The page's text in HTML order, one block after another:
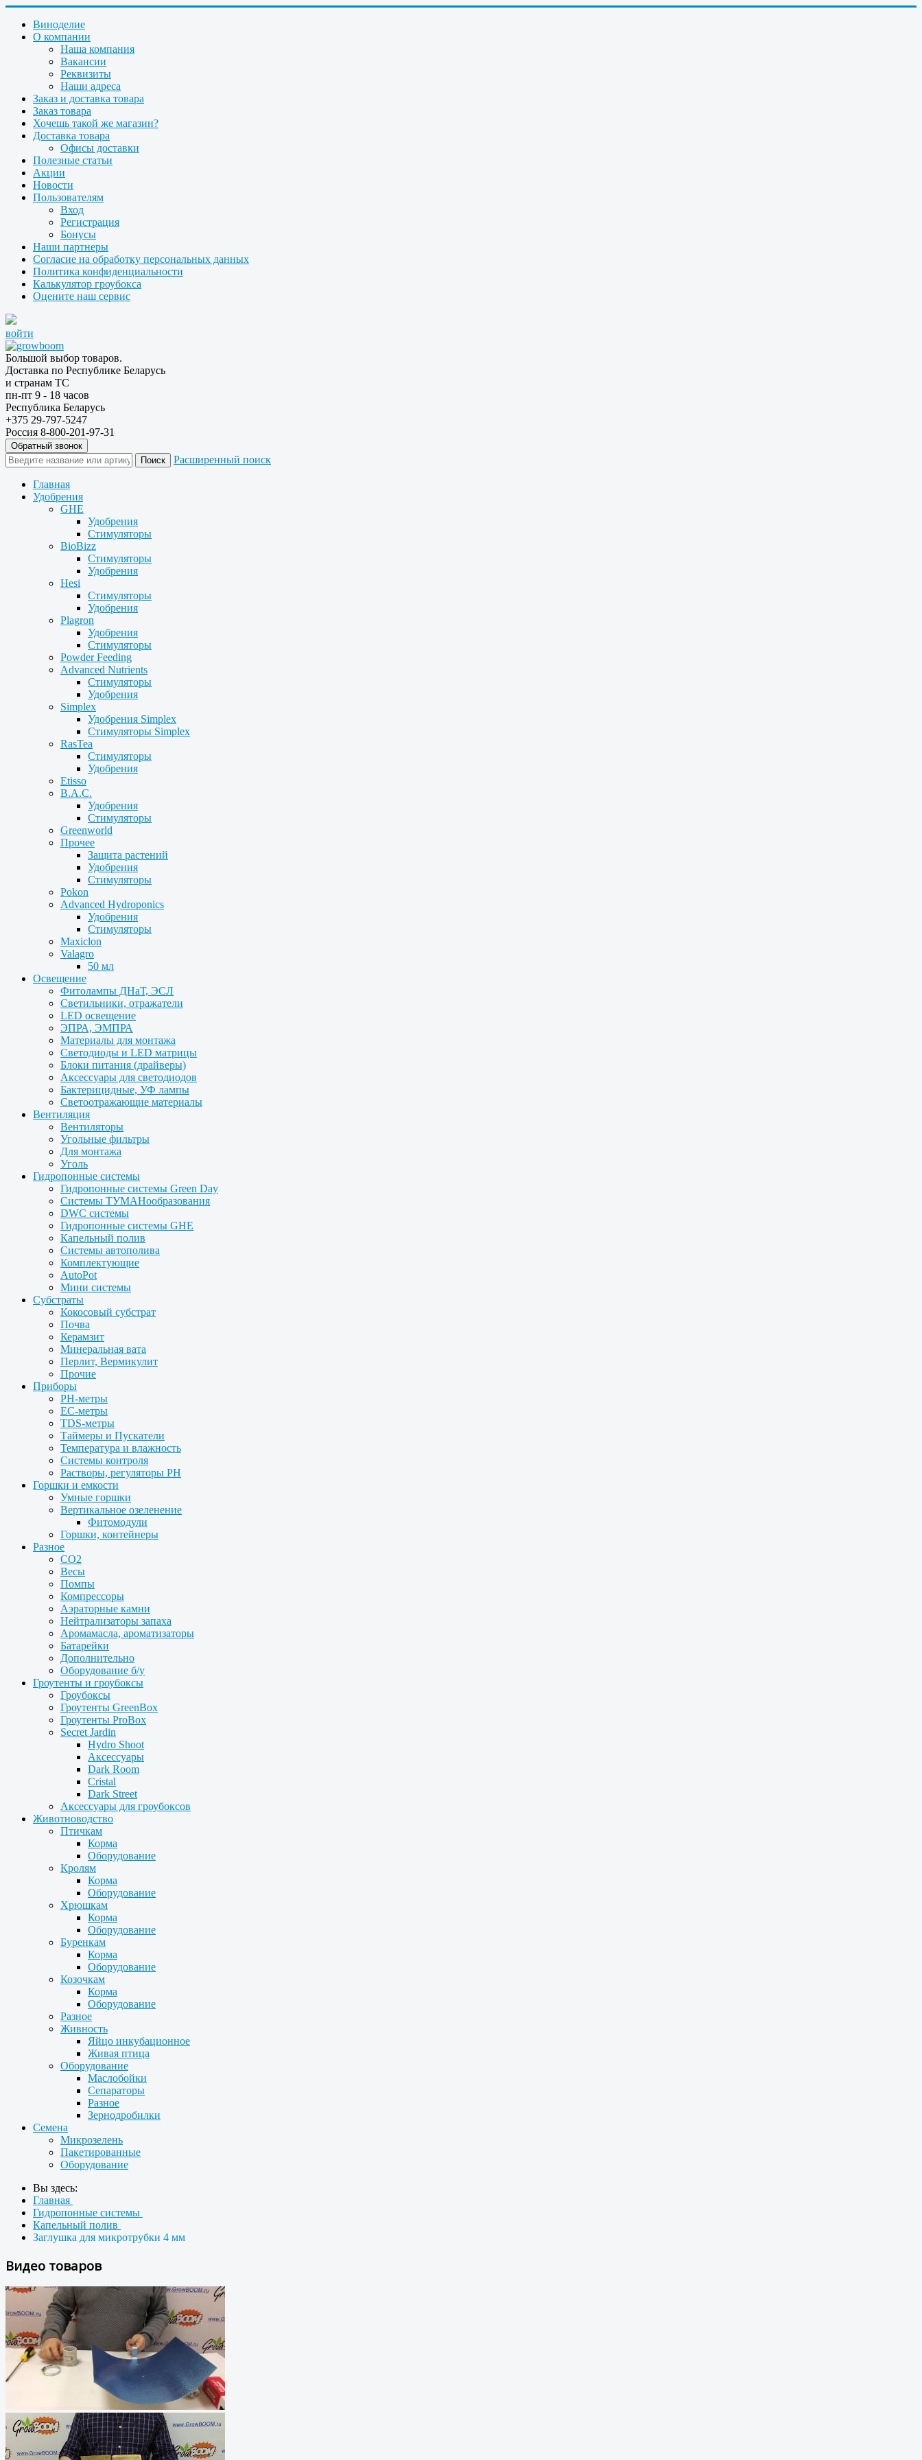
Виноделие
О компании
Наша компания
Вакансии
Реквизиты
Наши адреса
Заказ и доставка товара
Заказ товара
Хочешь такой же магазин?
Доставка товара
Офисы доставки
Полезные статьи
Акции
Новости
Пользователям
Вход
Регистрация
Бонусы
Наши партнеры
Согласие на обработку персональных данных
Политика конфиденциальности
Калькулятор гроубокса
Оцените наш сервис
войти
Большой выбор товаров.
Доставка по Республике Беларусь
и странам ТС
пн-пт 9 - 18 часов
Республика Беларусь
+375 29-797-5247
Россия 8-800-201-97-31
Обратный звонок
Расширенный поиск
Главная
Удобрения
GHE
Удобрения
Стимуляторы
BioBizz
Стимуляторы
Удобрения
Hesi
Стимуляторы
Удобрения
Plagron
Удобрения
Стимуляторы
Powder Feeding
Advanced Nutrients
Стимуляторы
Удобрения
Simplex
Удобрения Simplex
Стимуляторы Simplex
RasTea
Стимуляторы
Удобрения
Etisso
B.A.C.
Удобрения
Стимуляторы
Greenworld
Прочее
Защита растений
Удобрения
Стимуляторы
Pokon
Advanced Hydroponics
Удобрения
Стимуляторы
Maxiclon
Valagro
50 мл
Освещение
Фитолампы ДНаТ, ЭСЛ
Светильники, отражатели
LED освещение
ЭПРА, ЭМПРА
Материалы для монтажа
Светодиоды и LED матрицы
Блоки питания (драйверы)
Аксессуары для светодиодов
Бактерицидные, УФ лампы
Светоотражающие материалы
Вентиляция
Вентиляторы
Угольные фильтры
Для монтажа
Уголь
Гидропонные системы
Гидропонные системы Green Day
Системы ТУМАНообразования
DWC системы
Гидропонные системы GHE
Капельный полив
Системы автополива
Комплектующие
AutoPot
Мини системы
Субстраты
Кокосовый субстрат
Почва
Керамзит
Минеральная вата
Перлит, Вермикулит
Прочие
Приборы
PH-метры
EC-метры
TDS-метры
Таймеры и Пускатели
Температура и влажность
Системы контроля
Растворы, регуляторы PH
Горшки и емкости
Умные горшки
Вертикальное озеленение
Фитомодули
Горшки, контейнеры
Разное
CO2
Весы
Помпы
Компрессоры
Аэраторные камни
Нейтрализаторы запаха
Аромамасла, ароматизаторы
Батарейки
Дополнительно
Оборудование б/у
Гроутенты и гроубоксы
Гроубоксы
Гроутенты GreenBox
Гроутенты ProBox
Secret Jardin
Hydro Shoot
Аксессуары
Dark Room
Cristal
Dark Street
Аксессуары для гроубоксов
Животноводство
Птичкам
Корма
Оборудование
Кролям
Корма
Оборудование
Хрюшкам
Корма
Оборудование
Буренкам
Корма
Оборудование
Козочкам
Корма
Оборудование
Разное
Живность
Яйцо инкубационное
Живая птица
Оборудование
Маслобойки
Сепараторы
Разное
Зернодробилки
Семена
Микрозелень
Пакетированные
Оборудование
Вы здесь:
Главная
Гидропонные системы
Капельный полив
Заглушка для микротрубки 4 мм
Видео товаров